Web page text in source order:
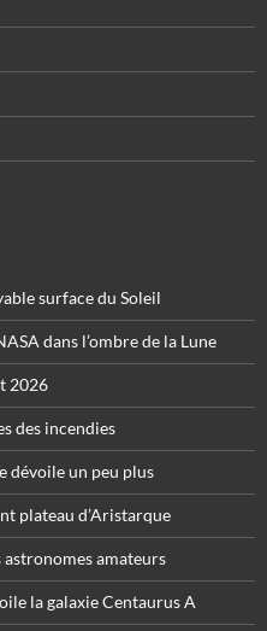
surface du Soleil
dans l’ombre de la Lune
2026
des incendies
dévoile un peu plus
plateau d’Aristarque
amateurs
la galaxie Centaurus A